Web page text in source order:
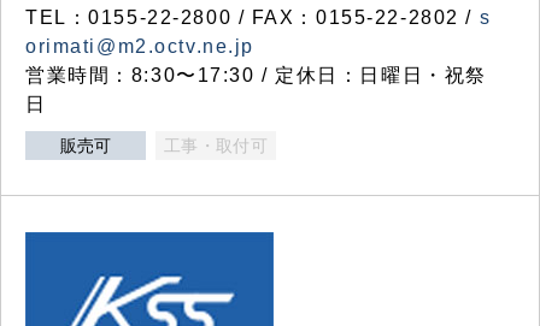
TEL：0155-22-2800 / FAX：0155-22-2802 / s
orimati@m2.octv.ne.jp
営業時間：8:30〜17:30 / 定休日：日曜日・祝祭
日
販売可 工事・取付可